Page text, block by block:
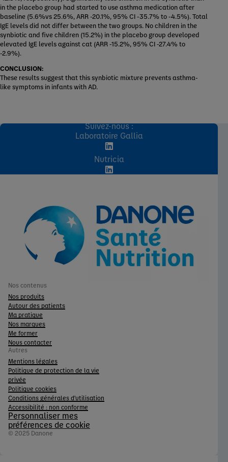
in the placebo group had started to use asthma medication after
baseline (5.6%vs 25.6%, ARR -20.1%, 95% CI -35.7% to -4.5%). Total
IgE levels did not differ between the two groups. No children in the
synbiotic and five children (15.2%) in the placebo group developed
elevated IgE levels against cat (ARR -15.2%, 95% CI -27.4% to
-2.9%).
CONCLUSION:
These results suggest that this synbiotic mixture prevents asthma-
like symptoms in infants with AD.
Suivez-nous :
Laboratoire Gallia
Nutricia
Nos contenus
Nos produits
Autour des patients
Ma pratique
Nos marques
Me former
Nous contacter
Autres
Mentions légales
Politique de protection de la vie
privée
Politique cookies
Conditions générales d'utilisation
Accessibilité : non conforme
Personnaliser mes
préférences de cookie
© 2025 Danone